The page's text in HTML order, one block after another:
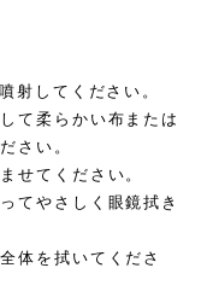
射してください。
て柔らかい布または
さい。
せてください。
てやさしく眼鏡拭き
体を拭いてくださ